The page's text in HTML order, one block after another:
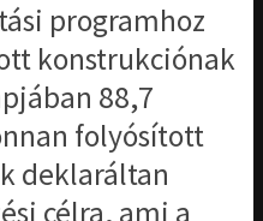
programhoz
konstrukciónak
88,7
folyósított
deklaráltan
célra, ami a